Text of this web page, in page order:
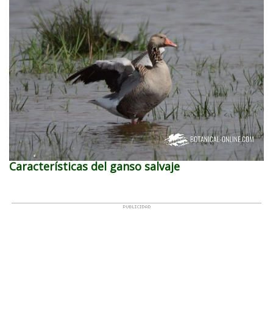
Características del ganso salvaje